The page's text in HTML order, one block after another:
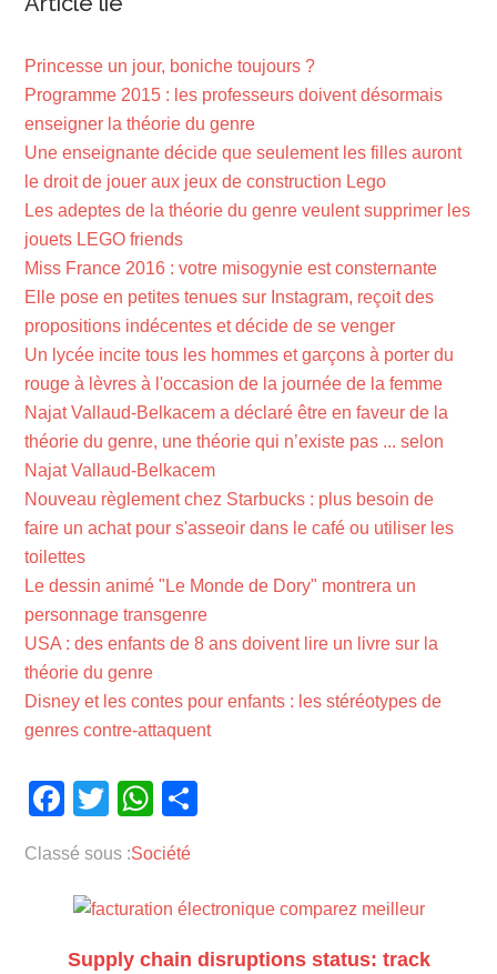
Princesse un jour, boniche toujours ?
Programme 2015 : les professeurs doivent désormais
enseigner la théorie du genre
Une enseignante décide que seulement les filles auront
le droit de jouer aux jeux de construction Lego
Les adeptes de la théorie du genre veulent supprimer les
jouets LEGO friends
Miss France 2016 : votre misogynie est consternante
Elle pose en petites tenues sur Instagram, reçoit des
propositions indécentes et décide de se venger
Un lycée incite tous les hommes et garçons à porter du
rouge à lèvres à l'occasion de la journée de la femme
Najat Vallaud-Belkacem a déclaré être en faveur de la
théorie du genre, une théorie qui n’existe pas ... selon
Najat Vallaud-Belkacem
Nouveau règlement chez Starbucks : plus besoin de
faire un achat pour s'asseoir dans le café ou utiliser les
toilettes
Le dessin animé "Le Monde de Dory" montrera un
personnage transgenre
USA : des enfants de 8 ans doivent lire un livre sur la
théorie du genre
Disney et les contes pour enfants : les stéréotypes de
genres contre-attaquent
Facebook
TwitterWhatsApp
Classé sous :Société
Supply chain disruptions status: track